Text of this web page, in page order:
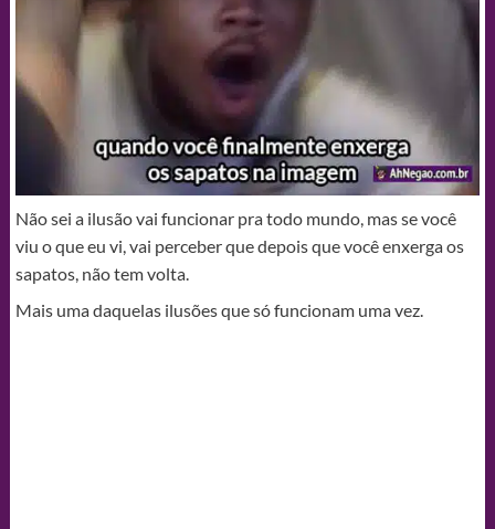
Não sei a ilusão vai funcionar pra todo mundo, mas se você
viu o que eu vi, vai perceber que depois que você enxerga os
sapatos, não tem volta.
Mais uma daquelas ilusões que só funcionam uma vez.